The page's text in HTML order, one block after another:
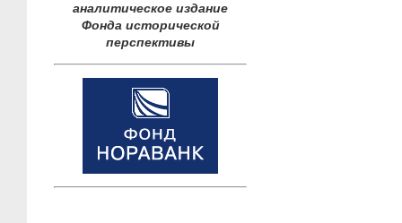
аналитическое издание
Фонда исторической
перспективы